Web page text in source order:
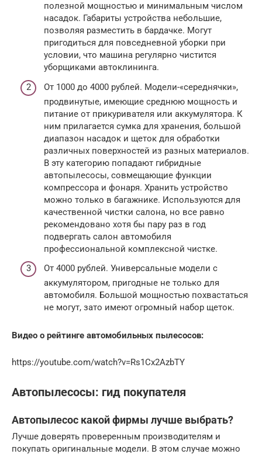
полезной мощностью и минимальным числом
насадок. Габариты устройства небольшие,
позволяя разместить в бардачке. Могут
пригодиться для повседневной уборки при
условии, что машина регулярно чистится
уборщиками автоклининга.
От 1000 до 4000 рублей. Модели-«середнячки»,
продвинутые, имеющие среднюю мощность и
питание от прикуривателя или аккумулятора. К
ним прилагается сумка для хранения, большой
диапазон насадок и щеток для обработки
различных поверхностей из разных материалов.
В эту категорию попадают гибридные
автопылесосы, совмещающие функции
компрессора и фонаря. Хранить устройство
можно только в багажнике. Используются для
качественной чистки салона, но все равно
рекомендовано хотя бы пару раз в год
подвергать салон автомобиля
профессиональной комплексной чистке.
От 4000 рублей. Универсальные модели с
аккумулятором, пригодные не только для
автомобиля. Большой мощностью похвастаться
не могут, зато имеют огромный набор щеток.
Видео о рейтинге автомобильных пылесосов:
https://youtube.com/watch?v=Rs1Cx2AzbTY
Автопылесосы: гид покупателя
Автопылесос какой фирмы лучше выбрать?
Лучше доверять проверенным производителям и
покупать оригинальные модели. В этом случае можно